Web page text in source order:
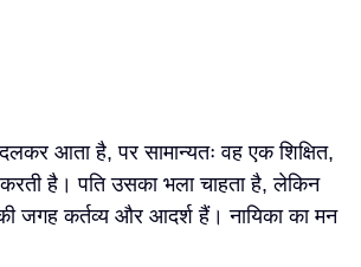
आता है, पर सामान्यतः वह एक शिक्षित,
है। पति उसका भला चाहता है, लेकिन
जगह कर्तव्य और आदर्श हैं। नायिका का मन